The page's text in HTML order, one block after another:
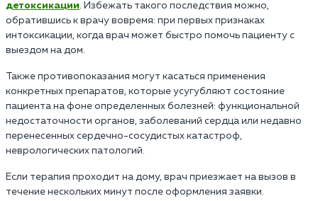
детоксикации. Избежать такого последствия можно,
обратившись к врачу вовремя: при первых признаках
интоксикации, когда врач может быстро помочь пациенту с
выездом на дом.
Также противопоказания могут касаться применения
конкретных препаратов, которые усугубляют состояние
пациента на фоне определенных болезней: функциональной
недостаточности органов, заболеваний сердца или недавно
перенесенных сердечно-сосудистых катастроф,
неврологических патологий.
Если терапия проходит на дому, врач приезжает на вызов в
течение нескольких минут после оформления заявки.